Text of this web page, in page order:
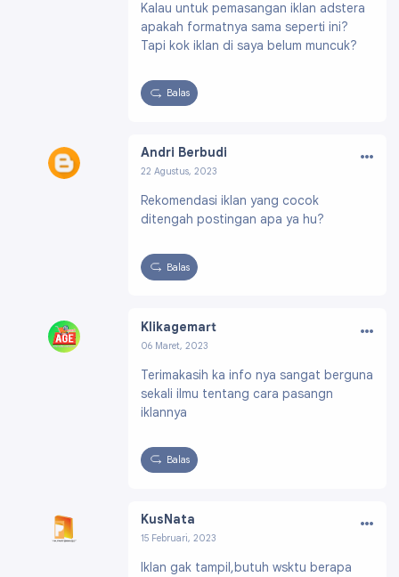
5607066664466192
Kalau untuk pemasangan iklan adstera
apakah formatnya sama seperti ini?
Tapi kok iklan di saya belum muncuk?
Balas
Andri Berbudi
22 Agustus, 2023
304693905828783
…
Rekomendasi iklan yang cocok
ditengah postingan apa ya hu?
Balas
Klikagemart
06 Maret, 2023
7486665742532182
…
Terimakasih ka info nya sangat berguna
sekali ilmu tentang cara pasangn
iklannya
Balas
KusNata
15 Februari, 2023
2066045722143719
…
Iklan gak tampil,butuh wsktu berapa